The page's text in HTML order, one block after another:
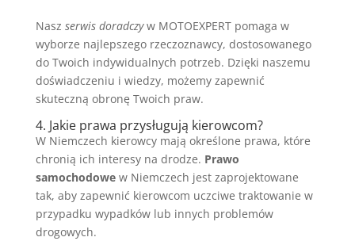
Nasz serwis doradczyw MOTOEXPERT pomaga w
wyborze najlepszego rzeczoznawcy, dostosowanego
do Twoich indywidualnych potrzeb. Dzięki naszemu
doświadczeniu i wiedzy, możemy zapewnić
skuteczną obronę Twoich praw.
4. Jakie prawa przysługują kierowcom?
W Niemczech kierowcy mają określone prawa, które
chronią ich interesy na drodze. Prawo
samochodowew Niemczech jest zaprojektowane
tak, aby zapewnić kierowcom uczciwe traktowanie w
przypadku wypadków lub innych problemów
drogowych.